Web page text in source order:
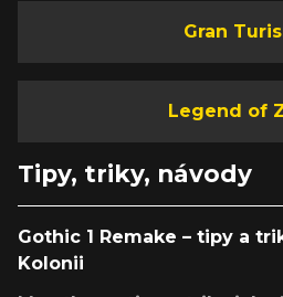
Gran
Legend of
Tipy, triky, návody
Gothic 1 Remake – tipy a
Kolonii